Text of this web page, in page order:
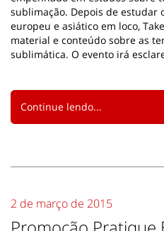
sublimação. Depois de estudar
europeu e asiático em loco,
material e conteúdo sobre as
sublimática. O evento irá
Continue lendo...
2 de março de 2015